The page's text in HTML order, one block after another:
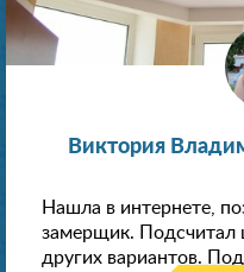
Виктория
Нашла в интернете,
замерщик. Подсчитал
других вариантов.